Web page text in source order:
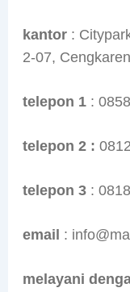
kantor:
2-07,
telepon 1 :
telepon 2 :
telepon 3:
email :
melayani